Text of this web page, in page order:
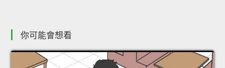
你可能會想看